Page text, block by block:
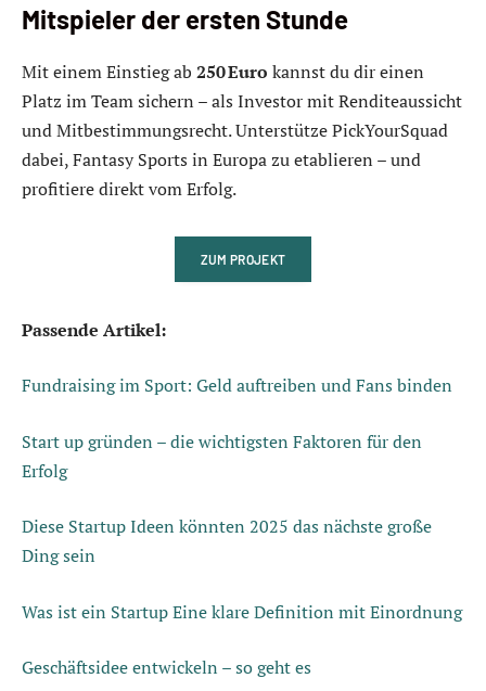
Mitspieler der ersten Stunde
Mit einem Einstieg ab 250 Euro kannst du dir einen
Platz im Team sichern – als Investor mit Renditeaussicht
und Mitbestimmungsrecht. Unterstütze PickYourSquad
dabei, Fantasy Sports in Europa zu etablieren – und
profitiere direkt vom Erfolg.
ZUM PROJEKT
Passende Artikel:
Fundraising im Sport: Geld auftreiben und Fans binden
Start up gründen – die wichtigsten Faktoren für den
Erfolg
Diese Startup Ideen könnten 2025 das nächste große
Ding sein
Was ist ein Startup Eine klare Definition mit Einordnung
Geschäftsidee entwickeln – so geht es